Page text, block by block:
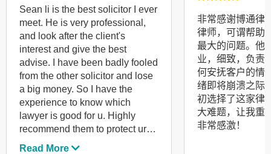
Sean li is the best solicitor I ever
meet. He is very professional,
and look after the client's
interest and give the best
advise. I have been badly fooled
from the other solicitor and lose
a big money. So I have the
experience to know which
lawyer is good for u. Highly
recommend them to protect ur
right!
Read More
非常感谢博通律
律师，可谓帮助
最大的问题。他
业，细致，负责
何安抚客户的情
绪即将崩溃之际
初选择了这家律
大难题，让我重
非常感激！